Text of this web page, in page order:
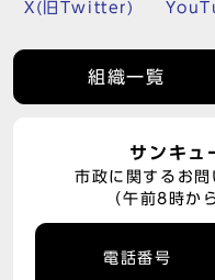
X(旧Twitter)
組織一覧
サンキュ
市政に関するお
（午前8時か
電話番号